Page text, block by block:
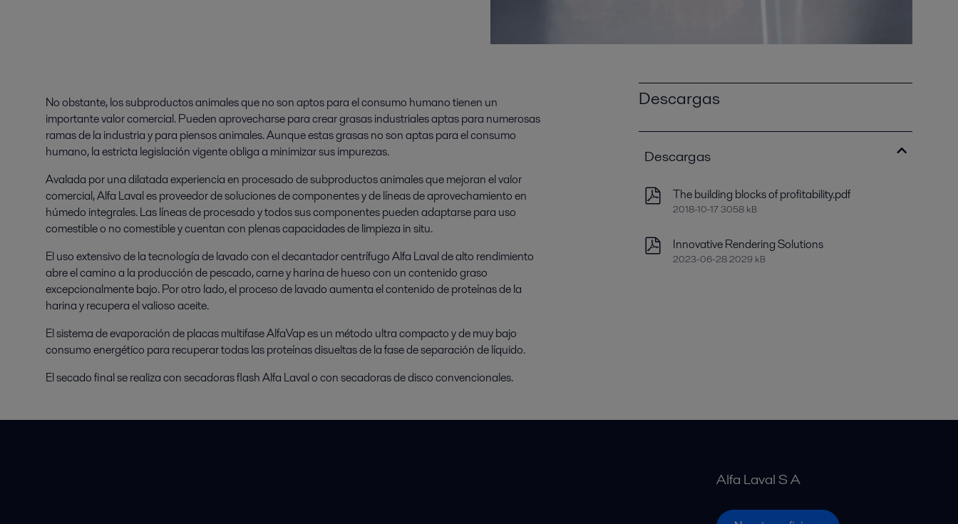
No obstante, los subproductos animales que no son aptos para el consumo humano tienen un
importante valor comercial. Pueden aprovecharse para crear grasas industriales aptas para numerosas
ramas de la industria y para piensos animales. Aunque estas grasas no son aptas para el consumo
humano, la estricta legislación vigente obliga a minimizar sus impurezas.
Avalada por una dilatada experiencia en procesado de subproductos animales que mejoran el valor
comercial, Alfa Laval es proveedor de soluciones de componentes y de líneas de aprovechamiento en
húmedo integrales. Las líneas de procesado y todos sus componentes pueden adaptarse para uso
comestible o no comestible y cuentan con plenas capacidades de limpieza in situ.
El uso extensivo de la tecnología de lavado con el decantador centrífugo Alfa Laval de alto rendimiento
abre el camino a la producción de pescado, carne y harina de hueso con un contenido graso
excepcionalmente bajo. Por otro lado, el proceso de lavado aumenta el contenido de proteínas de la
harina y recupera el valioso aceite.
El sistema de evaporación de placas multifase AlfaVap es un método ultra compacto y de muy bajo
consumo energético para recuperar todas las proteínas disueltas de la fase de separación de líquido.
El secado final se realiza con secadoras flash Alfa Laval o con secadoras de disco convencionales.
Descargas
Descargas
The building blocks of profitability.pdf
2018-10-17 3058 kB
Innovative Rendering Solutions
2023-06-28 2029 kB
Alfa Laval S A